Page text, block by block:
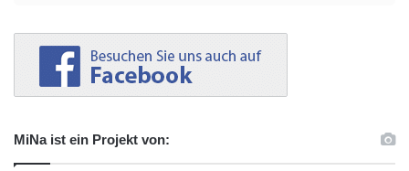
MiNa ist ein Projekt von: